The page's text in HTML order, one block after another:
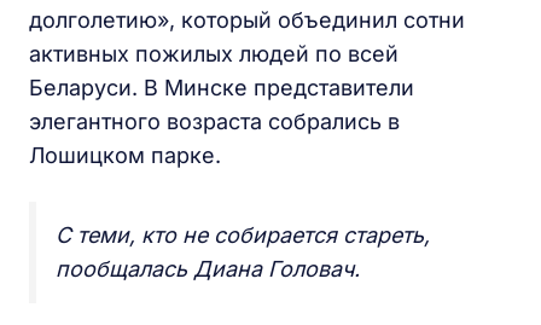
долголетию», который объединил сотни
активных пожилых людей по всей
Беларуси. В Минске представители
элегантного возраста собрались в
Лошицком парке.
С теми, кто не собирается стареть,
пообщалась Диана Головач.